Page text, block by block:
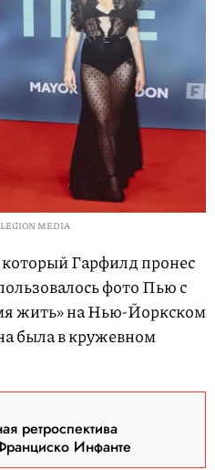
MEDIA
Гарфилд пронес
фото Пью с
жить» на Нью-Йоркском
была в кружевном
ретроспектива
Инфанте